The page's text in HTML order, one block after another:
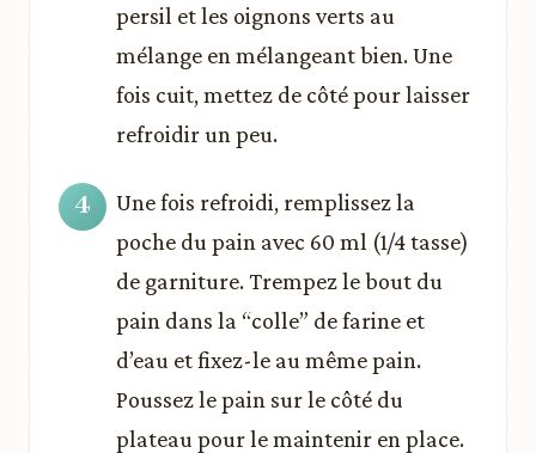
persil et les oignons verts au
mélange en mélangeant bien. Une
fois cuit, mettez de côté pour laisser
refroidir un peu.
Une fois refroidi, remplissez la
poche du pain avec 60 ml (1/4 tasse)
de garniture. Trempez le bout du
pain dans la “colle” de farine et
d’eau et fixez-le au même pain.
Poussez le pain sur le côté du
plateau pour le maintenir en place.